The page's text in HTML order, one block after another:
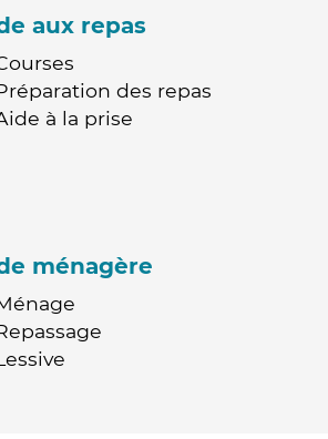
aux repas
des repas
à la prise
ménagère